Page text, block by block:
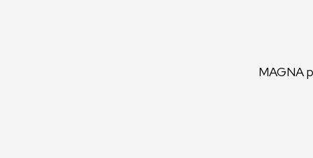
Objavte,
Detailné
MAGNA